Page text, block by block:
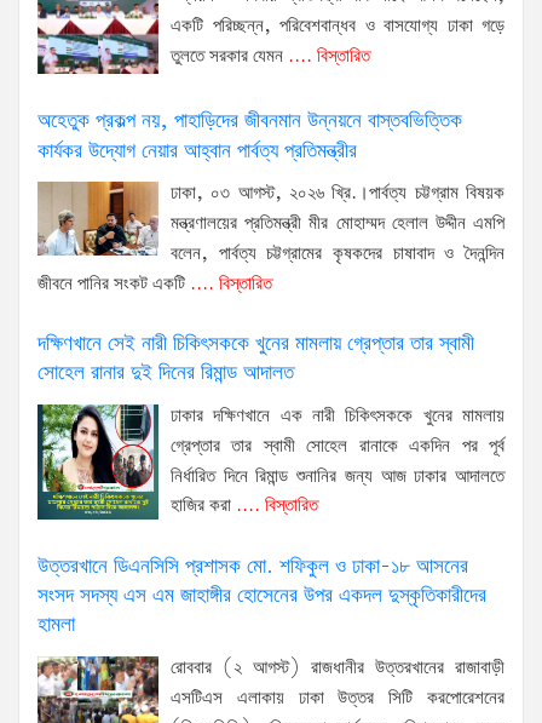
একটি পরিচ্ছন্ন, পরিবেশবান্ধব ও বাসযোগ্য ঢাকা গড়ে
তুলতে সরকার যেমন .... বিস্তারিত
অহেতুক প্রকল্প নয়, পাহাড়িদের জীবনমান উন্নয়নে বাস্তবভিত্তিক
কার্যকর উদ্যোগ নেয়ার আহ্বান পার্বত্য প্রতিমন্ত্রীর
ঢাকা, ০৩ আগস্ট, ২০২৬ খ্রি.।পার্বত্য চট্টগ্রাম বিষয়ক
মন্ত্রণালয়ের প্রতিমন্ত্রী মীর মোহাম্মদ হেলাল উদ্দীন এমপি
বলেন, পার্বত্য চট্টগ্রামের কৃষকদের চাষাবাদ ও দৈনন্দিন
জীবনে পানির সংকট একটি .... বিস্তারিত
দক্ষিণখানে সেই নারী চিকিৎসককে খুনের মামলায় গ্রেপ্তার তার স্বামী
সোহেল রানার দুই দিনের রিমান্ড আদালত
ঢাকার দক্ষিণখানে এক নারী চিকিৎসককে খুনের মামলায়
গ্রেপ্তার তার স্বামী সোহেল রানাকে একদিন পর পূর্ব
নির্ধারিত দিনে রিমান্ড শুনানির জন্য আজ ঢাকার আদালতে
হাজির করা .... বিস্তারিত
উত্তরখানে ডিএনসিসি প্রশাসক মো. শফিকুল ও ঢাকা-১৮ আসনের
সংসদ সদস্য এস এম জাহাঙ্গীর হোসেনের উপর একদল দুস্কৃতিকারীদের
হামলা
রোববার (২ আগস্ট) রাজধানীর উত্তরখানের রাজাবাড়ী
এসটিএস এলাকায় ঢাকা উত্তর সিটি করপোরেশনের